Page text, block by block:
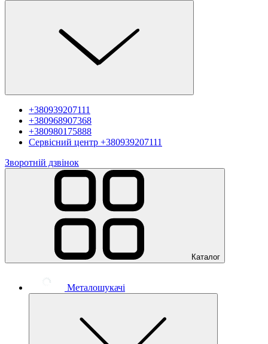
+380939207111
+380968907368
+380980175888
Сервісний центр +380939207111
Зворотній дзвінок
Каталог
Металошукачі